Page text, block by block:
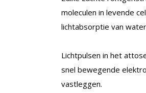
moleculen in levende
lichtabsorptie van
Lichtpulsen in het
snel bewegende
vastleggen.